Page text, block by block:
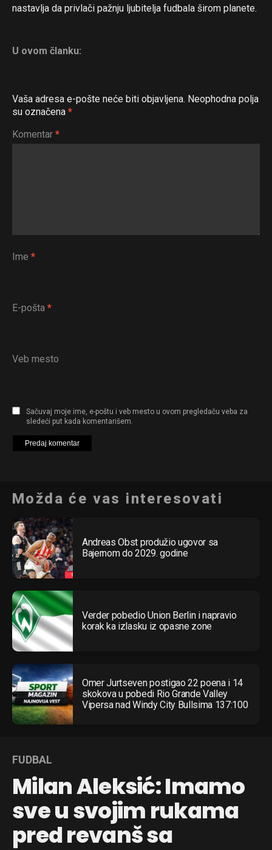
nastavlja da privlači pažnju ljubitelja fudbala širom planete.
U ovom članku:
Vaša adresa e-pošte neće biti objavljena. Neophodna polja
su označena *
Komentar *
Ime *
E-pošta *
Veb mesto
Sačuvaj moje ime, e-poštu i veb mesto u ovom pregledaču veba za
sledeći put kada komentarišem.
Možda će vas interesovati
Andreas Obst produžio ugovor sa
Bajernom do 2029. godine
Verder pobedio Union Berlin i napravio
korak ka izlasku iz opasne zone
Omer Jurtseven postigao 22 poena i 14
skokova u pobedi Rio Grande Valley
Vipersa nad Windy City Bullsima 137:100
FUDBAL
Milan Aleksić: Imamo
sve u svojim rukama
pred revanš sa